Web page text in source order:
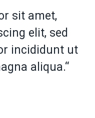
sit amet,
elit, sed
incididunt ut
aliqua.“